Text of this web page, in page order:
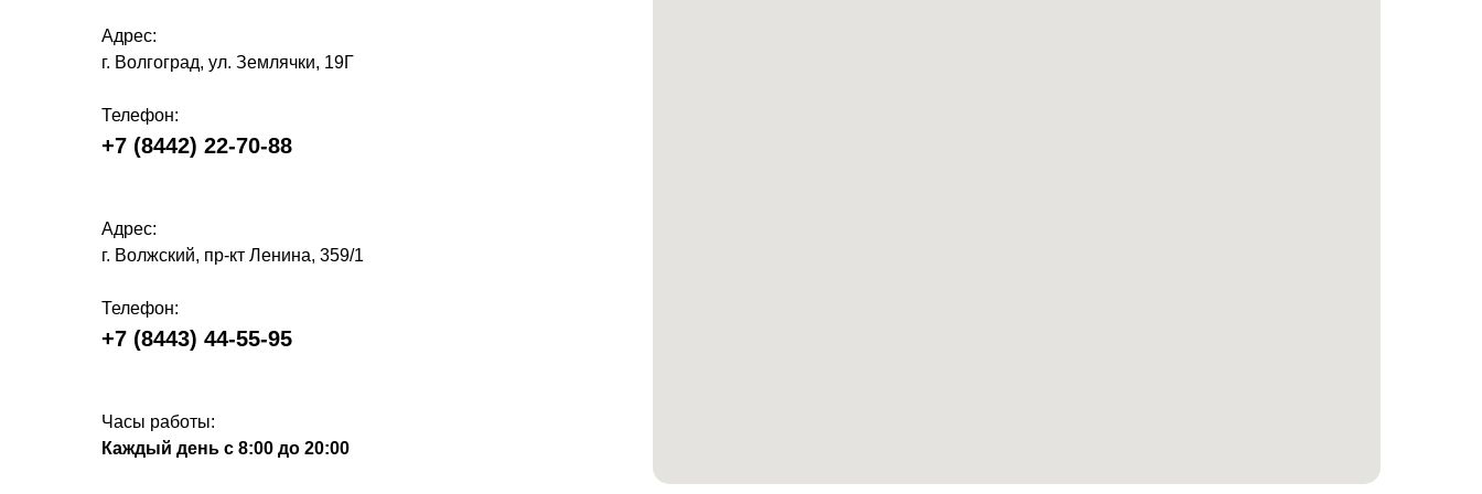
Адрес:
г. Волгоград, ул. Землячки, 19Г
Телефон:
+7 (8442) 22-70-88
Адрес:
г. Волжский, пр-кт Ленина, 359/1
Телефон:
+7 (8443) 44-55-95
Часы работы:
Каждый день с 8:00 до 20:00